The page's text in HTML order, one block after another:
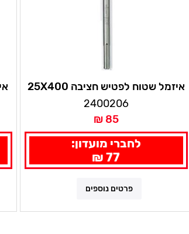
איזמל שטוח לפטיש חציבה 25X400
מ"מ ALPEN
2400206
85 ₪
לחברי מועדון:
77 ₪
פרטים נוספים